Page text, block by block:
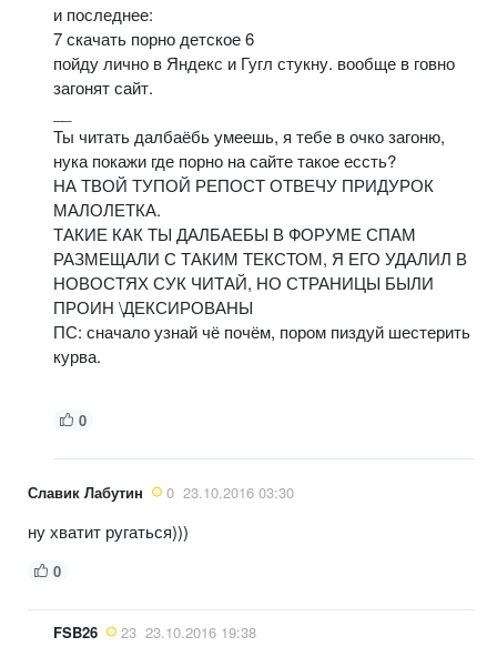
и последнее:
7 скачать порно детское 6
пойду лично в Яндекс и Гугл стукну. вообще в говно
загонят сайт.
Ты читать далбаёбь умеешь, я тебе в очко загоню,
нука покажи где порно на сайте такое ессть?
НА ТВОЙ ТУПОЙ РЕПОСТ ОТВЕЧУ ПРИДУРОК
МАЛОЛЕТКА.
ТАКИЕ КАК ТЫ ДАЛБАЕБЫ В ФОРУМЕ СПАМ
РАЗМЕЩАЛИ С ТАКИМ ТЕКСТОМ, Я ЕГО УДАЛИЛ В
НОВОСТЯХ СУК ЧИТАЙ, НО СТРАНИЦЫ БЫЛИ
ПРОИН \ДЕКСИРОВАНЫ
ПС: сначало узнай чё почём, пором пиздуй шестерить
курва.
0
Славик Лабутин 0 23.10.2016 03:30
ну хватит ругаться)))
0
FSB26 23 23.10.2016 19:38